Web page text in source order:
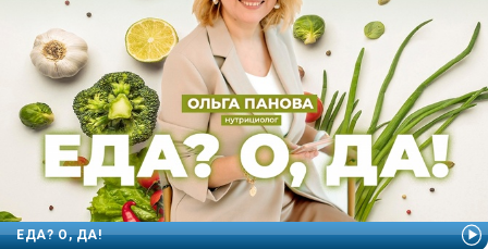
ЕДА? О, ДА!